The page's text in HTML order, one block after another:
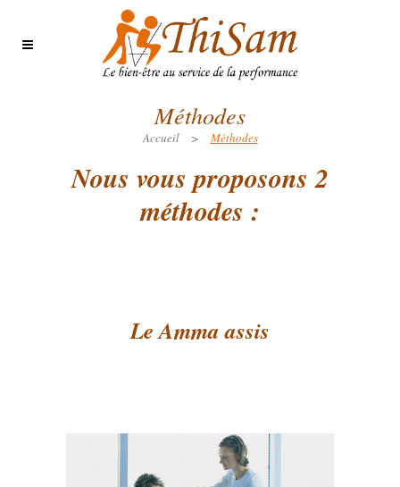
Méthodes
Accueil > Méthodes
Nous vous proposons 2
méthodes :
Le Amma assis